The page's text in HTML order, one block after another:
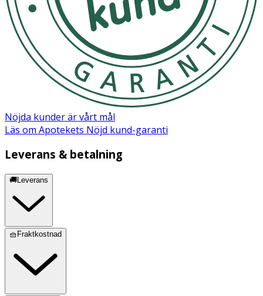
Nöjda kunder är vårt mål
Läs om Apotekets Nöjd kund-garanti
Leverans & betalning
🚚Leverans
🧺Fraktkostnad